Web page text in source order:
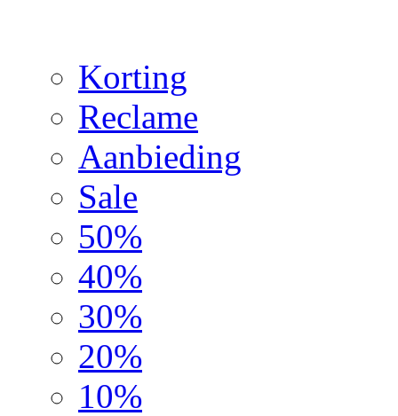
Korting
Reclame
Aanbieding
Sale
50%
40%
30%
20%
10%